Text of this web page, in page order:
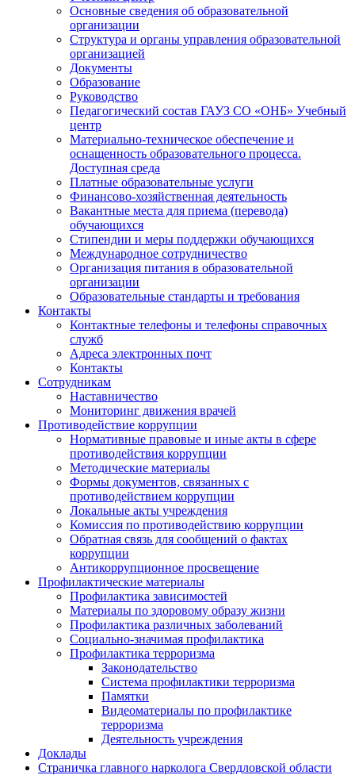
Основные сведения об образовательной
организации
Структура и органы управления образовательной
организацией
Документы
Образование
Руководство
Педагогический состав ГАУЗ СО «ОНБ» Учебный
центр
Материально-техническое обеспечение и
оснащенность образовательного процесса.
Доступная среда
Платные образовательные услуги
Финансово-хозяйственная деятельность
Вакантные места для приема (перевода)
обучающихся
Стипендии и меры поддержки обучающихся
Международное сотрудничество
Организация питания в образовательной
организации
Образовательные стандарты и требования
Контакты
Контактные телефоны и телефоны справочных
служб
Адреса электронных почт
Контакты
Сотрудникам
Наставничество
Мониторинг движения врачей
Противодействие коррупции
Нормативные правовые и иные акты в сфере
противодействия коррупции
Методические материалы
Формы документов, связанных с
противодействием коррупции
Локальные акты учреждения
Комиссия по противодействию коррупции
Обратная связь для сообщений о фактах
коррупции
Антикоррупционное просвещение
Профилактические материалы
Профилактика зависимостей
Материалы по здоровому образу жизни
Профилактика различных заболеваний
Социально-значимая профилактика
Профилактика терроризма
Законодательство
Система профилактики терроризма
Памятки
Видеоматериалы по профилактике
терроризма
Деятельность учреждения
Доклады
Страничка главного нарколога Свердловской области